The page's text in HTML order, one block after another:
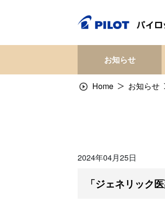
お知らせ
Home お知らせ
2024年04月25日
「ジェネリック